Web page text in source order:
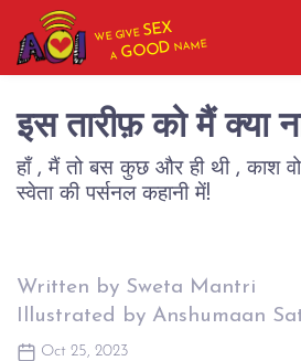
WE GIVESEX
AGOOD NAME
इस तारीफ़ को मैं क्या
हाँ , मैं तो बस कुछ और ही थी , काश वो
स्वेता की पर्सनल कहानी में!
Written by Sweta Mantri
Illustrated by Anshumaan
Oct 25, 2023